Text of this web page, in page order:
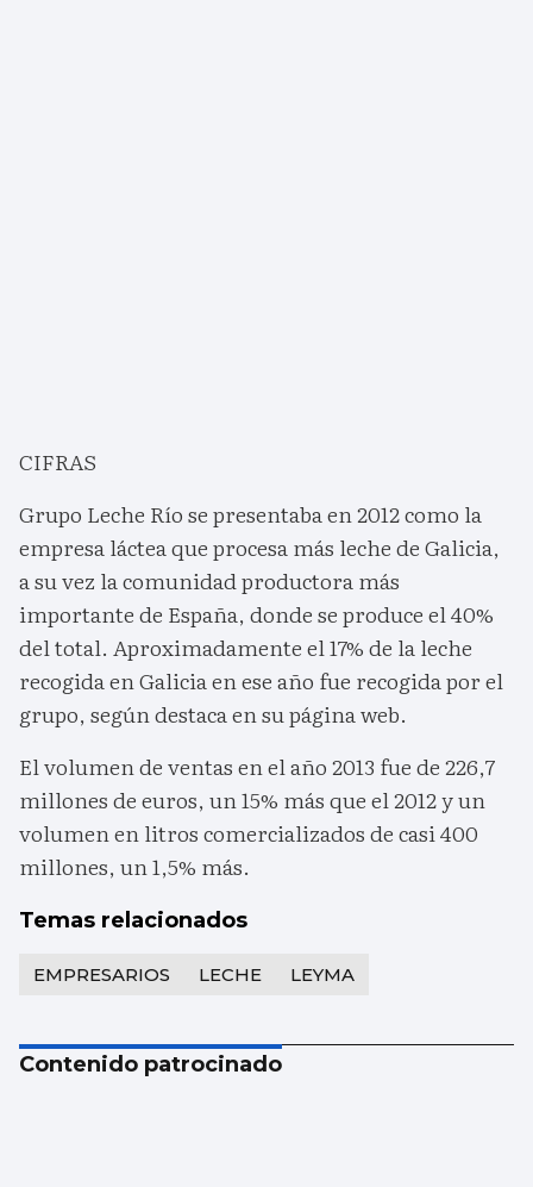
CIFRAS
Grupo Leche Río se presentaba en 2012 como la
empresa láctea que procesa más leche de Galicia,
a su vez la comunidad productora más
importante de España, donde se produce el 40%
del total. Aproximadamente el 17% de la leche
recogida en Galicia en ese año fue recogida por el
grupo, según destaca en su página web.
El volumen de ventas en el año 2013 fue de 226,7
millones de euros, un 15% más que el 2012 y un
volumen en litros comercializados de casi 400
millones, un 1,5% más.
Temas relacionados
EMPRESARIOS LECHE LEYMA
Contenido patrocinado